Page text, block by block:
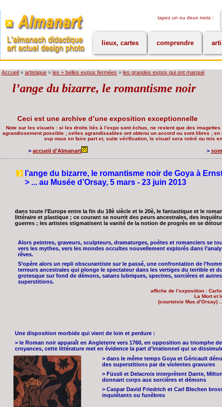
tapez un ou deux mots :
lieux, cartes comprendre
Accueil » artistique » les + belles expos fermées » les grandes expos qui ont marqué
l’ange du bizarre, le romantisme noir
Ceci est une archive d’une exposition exceptionnelle
Note sur les visuels : si les droits liés à l’expo sont échus, ne restent que des
agrandissement possible ; celles agrandissables ont obtenu un accord ou sont libres ;
svp nous en faire part et, suite vérification, le visuel sera retiré ou mis
> accueil d’Almanart >
l’ange du bizarre, le romantisme noir de Goya à
> ... au Musée d’Orsay, 5 mars - 23 juin 2013
dans toute l’Europe entre la fin du 18è siècle et le 20è, le fantastique et le
littéraire et plastique ; ce courant se nourrit des peurs ancestrales, des
guerres ; les artistes stigmatisent la vanité de la notion de progrès en se
Alors peintres, graveurs, sculpteurs, dramaturges, poètes et romanciers se
vers les mythes, vers les mondes occultes nouvellement explorés dans
rêves.
S’opère alors un repli obscurantiste sur le passé, une confrontation de
terreurs ancestrales qui plonge le spectateur dans les vertiges du terrible et
grotesque sur fond de démons, satans lubriques, spectres, sorcières et autres
superstitions.
affiche de l’exposition :
La Mort et
(courtoisie Mus.d’Orsay)
Une disposition morbide qui vient de loin et perdure :
> le Roman noir apparaît en Angleterre vers 1760, en opposition au triomphe
croyances, cette littérature met en évidence la part d’irrationnel qui se
> dans le même temps Goya et Géricault
des superstitions par de violentes gravures
> Füssli et Delacroix interprètent Dante,
donnant corps aux sorcières et démons
> Caspar David Friedrich et Carl Blechen
inquiétants ou funèbres